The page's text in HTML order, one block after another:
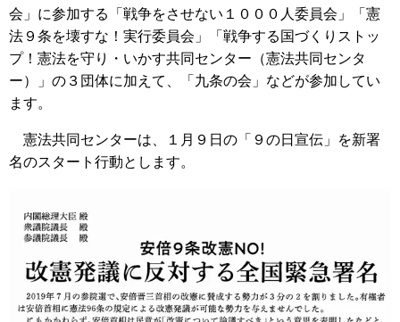
会」に参加する「戦争をさせない１０００人委員会」「憲
法９条を壊すな！実行委員会」「戦争する国づくりストッ
プ！憲法を守り・いかす共同センター（憲法共同センタ
ー）」の３団体に加えて、「九条の会」などが参加してい
ます。
憲法共同センターは、１月９日の「９の日宣伝」を新署
名のスタート行動とします。